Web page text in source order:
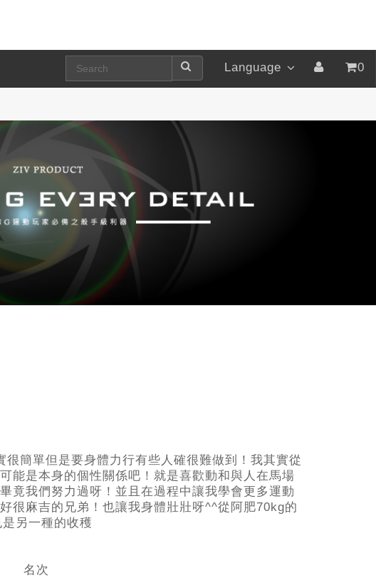
Language 0
簡單但是要身體力行有些人確很難做到！我其實從
能是本身的個性關係吧！就是喜歡動和與人在馬場
竟我們努力過呀！並且在過程中讓我學會更多運動
很麻吉的兄弟！也讓我身體壯壯呀^^從阿肥70kg的
另一種的收穫
名次